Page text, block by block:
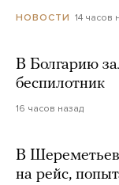
НОВОСТИ 14 часов
В Болгарию
беспилотник
16 часов назад
В
на рейс,